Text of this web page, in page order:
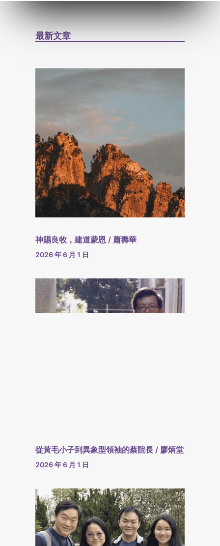
最新文章
神賜良牧，建道蒙恩 / 蕭壽華
2026 年 6 月 1 日
從黃毛小子到異象型領袖的蔡院長 / 廖炳堂
2026 年 6 月 1 日